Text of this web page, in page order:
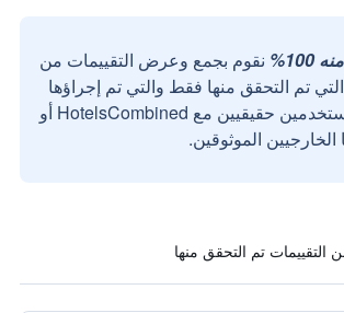
نقوم بجمع وعرض التقييمات من
تم التحقق منها فقط والتي تم إجراؤها
بواسطة مستخدمين حقيقيين مع HotelsCombined أو
الموثوقين.